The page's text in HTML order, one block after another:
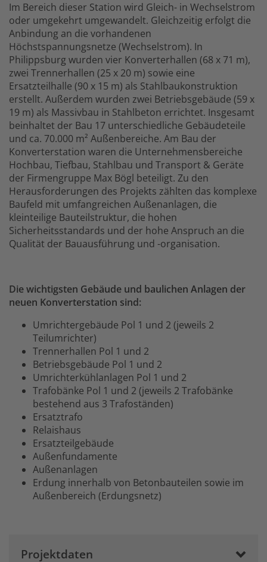
Im Bereich dieser Station wird Gleich- in Wechselstrom
oder umgekehrt umgewandelt. Gleichzeitig erfolgt die
Anbindung an die vorhandenen
Höchstspannungsnetze (Wechselstrom). In
Philippsburg wurden vier Konverterhallen (68 x 71 m),
zwei Trennerhallen (25 x 20 m) sowie eine
Ersatzteilhalle (90 x 15 m) als Stahlbaukonstruktion
erstellt. Außerdem wurden zwei Betriebsgebäude (59 x
19 m) als Massivbau in Stahlbeton errichtet. Insgesamt
beinhaltet der Bau 17 unterschiedliche Gebäudeteile
und ca. 70.000 m² Außenbereiche. Am Bau der
Konverterstation waren die Unternehmensbereiche
Hochbau, Tiefbau, Stahlbau und Transport & Geräte
der Firmengruppe Max Bögl beteiligt. Zu den
Herausforderungen des Projekts zählten das komplexe
Baufeld mit umfangreichen Außenanlagen, die
kleinteilige Bauteilstruktur, die hohen
Sicherheitsstandards und der hohe Anspruch an die
Qualität der Bauausführung und -organisation.
Die wichtigsten Gebäude und baulichen Anlagen der
neuen Konverterstation sind:
Umrichtergebäude Pol 1 und 2 (jeweils 2
Teilumrichter)
Trennerhallen Pol 1 und 2
Betriebsgebäude Pol 1 und 2
Umrichterkühlanlagen Pol 1 und 2
Trafobänke Pol 1 und 2 (jeweils 2 Trafobänke
bestehend aus 3 Trafoständen)
Ersatztrafo
Relaishaus
Ersatzteilgebäude
Außenfundamente
Außenanlagen
Erdung innerhalb von Betonbauteilen sowie im
Außenbereich (Erdungsnetz)
Projektdaten